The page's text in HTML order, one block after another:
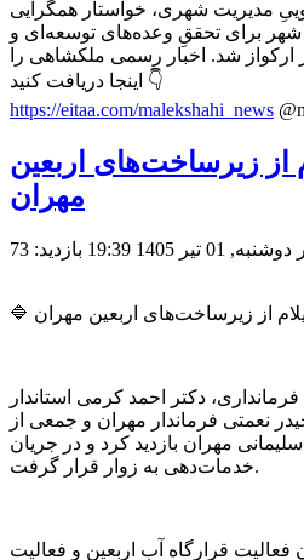
مدیریت شهری، خواستار همگرایی
برای تحققِ وعده‌های توسعه‌ای و
شد. اخبار رسمی ملکشاهی را
اینجا دریافت کنید 👇
https://eitaa.com/malekshahi_news
از زیرساخت‌های اربعین
مهران
تیر 1405 19:39 بازدید: 73
ایلام از زیرساخت‌های اربعین مهران
دکتر احمد کرمی استاندار
نعمتی فرماندار مهران و جمعی از
مهران بازدید کرد و در جریان
خدمات‌دهی به زوار قرار گرفت.
فعالیت‌ قرارگاه آب اربعین و فعالیت